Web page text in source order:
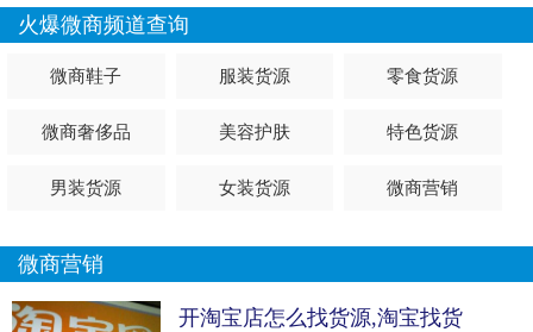
火爆微商频道查询
微商鞋子 服装货源 零食货源
微商奢侈品 美容护肤 特色货源
男装货源 女装货源 微商营销
微商营销
开淘宝店怎么找货源,淘宝找货